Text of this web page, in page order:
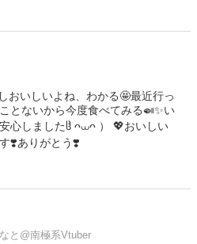
おいしいよね、わかる🤩最近行っ
とないから今度食べてみる🍛✨️い
心しましたჱ̒ ᴖ⩊ᴖ ） 💖おいしい
❣️ありがとう❣️
と@南極系Vtuber